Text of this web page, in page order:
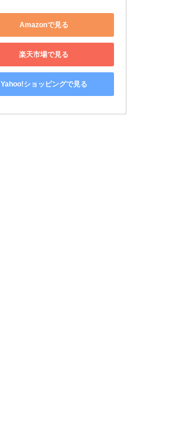
Amazonで見る
楽天市場で見る
Yahoo!ショッピングで見る